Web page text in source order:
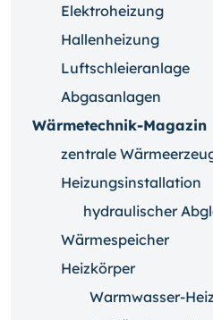
Elektroheizung
Hallenheizung
Luftschleieranlage
Abgasanlagen
Wärmetechnik-Magazin
zentrale
Heizungsinstallation
hydraulischer
Wärmespeicher
Heizkörper
Warmwasser-